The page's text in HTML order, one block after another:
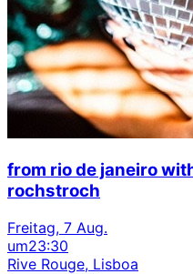
from rio de janeiro
rochstroch
Freitag, 7 Aug.
um23:30
Rive Rouge, Lisboa